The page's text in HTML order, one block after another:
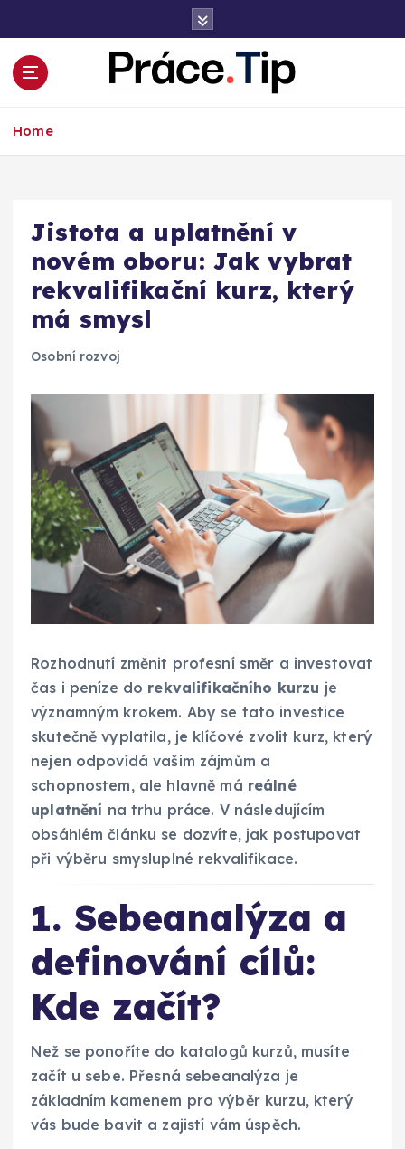
o
Home
Jistota a uplatnění v
novém oboru: Jak vybrat
rekvalifikační kurz, který
má smysl
Osobní rozvoj
Rozhodnutí změnit profesní směr a investovat
čas i peníze do rekvalifikačního kurzu je
významným krokem. Aby se tato investice
skutečně vyplatila, je klíčové zvolit kurz, který
nejen odpovídá vašim zájmům a
schopnostem, ale hlavně má reálné
uplatnění na trhu práce. V následujícím
obsáhlém článku se dozvíte, jak postupovat
při výběru smysluplné rekvalifikace.
1. Sebeanalýza a
definování cílů:
Kde začít?
Než se ponoříte do katalogů kurzů, musíte
začít u sebe. Přesná sebeanalýza je
základním kamenem pro výběr kurzu, který
vás bude bavit a zajistí vám úspěch.